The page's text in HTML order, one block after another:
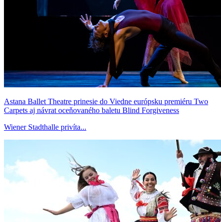
Astana Ballet Theatre prinesie do Viedne európsku premiéru Two
Carpets aj návrat oceňovaného baletu Blind Forgiveness
Wiener Stadthalle privíta...